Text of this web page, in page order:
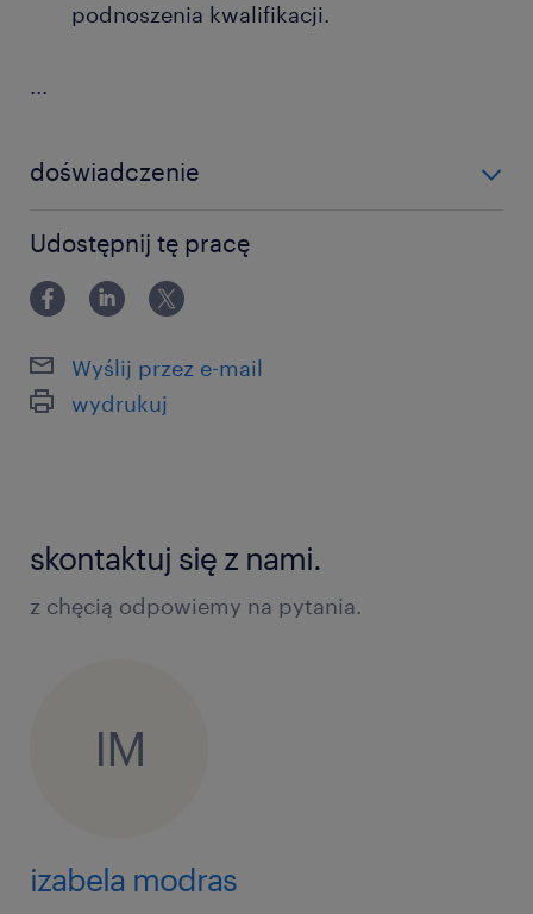
podnoszenia kwalifikacji.
...
doświadczenie
Udostępnij tę pracę
Wyślij przez e-mail
wydrukuj
skontaktuj się z nami.
z chęcią odpowiemy na pytania.
IM
izabela modras